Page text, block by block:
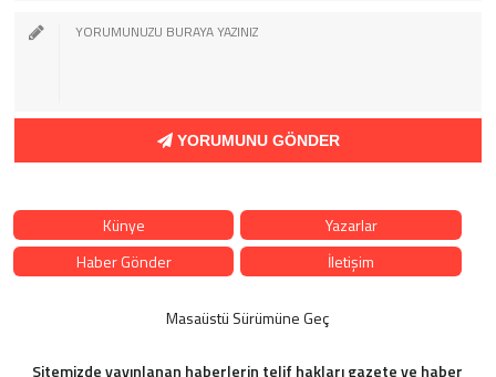
YORUMUNU GÖNDER
Künye
Yazarlar
Haber Gönder
İletişim
Masaüstü Sürümüne Geç
Sitemizde yayınlanan haberlerin telif hakları gazete ve haber